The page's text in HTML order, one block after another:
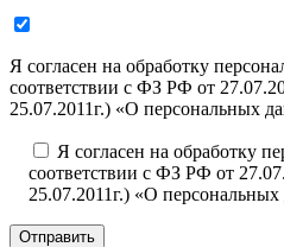
Я согласен на обработку
соответствии с ФЗ РФ от
25.07.2011г.) «О персональных
Я согласен на обработку
соответствии с ФЗ РФ от
25.07.2011г.) «О
Отправить